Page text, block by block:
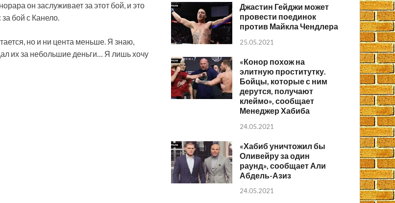
он заслуживает за этот бой, и это
бой с Канело.
но и ни цента меньше. Я знаю,
их за небольшие деньги… Я лишь хочу
Джастин Гейджи может
провести поединок
против Майкла Чендлера
25.05.2021
«Конор похож на
элитную проститутку.
Бойцы, которые с ним
дерутся, получают
клеймо», сообщает
Менеджер Хабиба
24.05.2021
«Хабиб уничтожил бы
Оливейру за один
раунд», сообщает Али
Абдель-Азиз
24.05.2021